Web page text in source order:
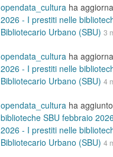
opendata_cultura ha
2026 - I prestiti nelle
Bibliotecario Urbano (SBU) 3
opendata_cultura ha
2026 - I prestiti nelle
Bibliotecario Urbano (SBU) 4
opendata_cultura ha
biblioteche SBU febbraio 2026
2026 - I prestiti nelle
Bibliotecario Urbano (SBU) 4